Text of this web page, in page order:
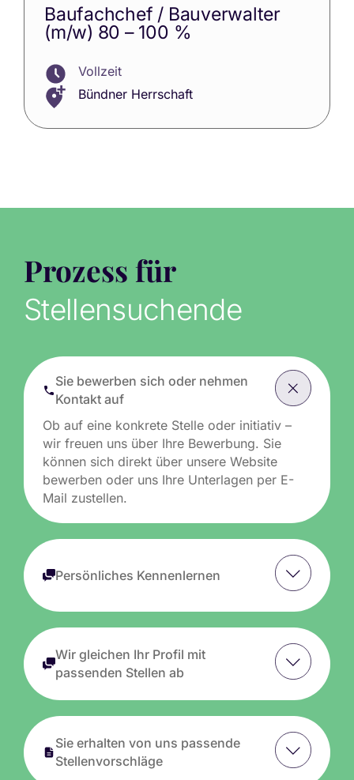
Baufachchef / Bauverwalter
(m/w) 80 – 100 %
Vollzeit
Bündner Herrschaft
Prozess für
Stellensuchende
Sie bewerben sich oder nehmen
Kontakt auf
Ob auf eine konkrete Stelle oder initiativ –
wir freuen uns über Ihre Bewerbung. Sie
können sich direkt über unsere Website
bewerben oder uns Ihre Unterlagen per E-
Mail zustellen.
Persönliches Kennenlernen
Wir gleichen Ihr Profil mit
passenden Stellen ab
Sie erhalten von uns passende
Stellenvorschläge